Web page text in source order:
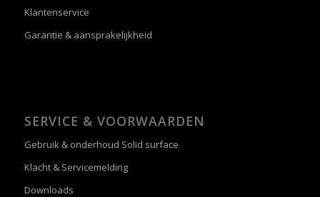
Klantenservice
Garantie & aansprakelijkheid
SERVICE & VOORWAARDEN
Gebruik & onderhoud Solid surface
Klacht & Servicemelding
Downloads